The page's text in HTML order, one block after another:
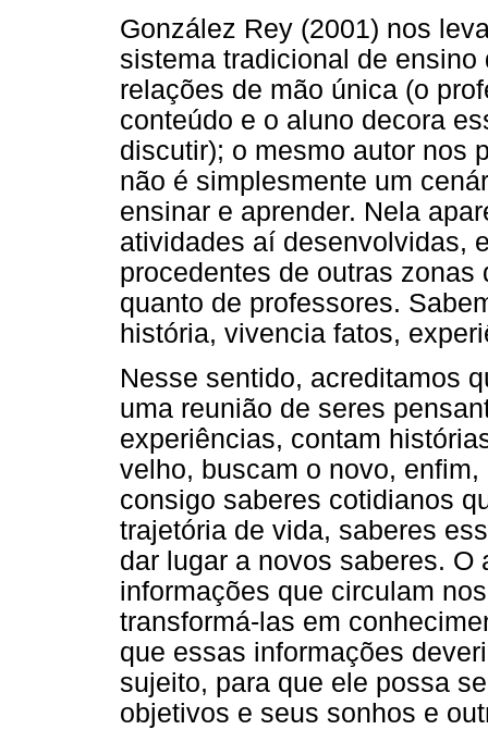
González Rey (2001) nos
sistema tradicional de
relações de mão única (o
conteúdo e o aluno decora
discutir); o mesmo autor nos
não é simplesmente um
ensinar e aprender. Nela
atividades aí desenvolvidas,
procedentes de outras
quanto de professores.
história, vivencia fatos,
Nesse sentido, acreditamos
uma reunião de seres
experiências, contam
velho, buscam o novo,
consigo saberes cotidianos
trajetória de vida, saberes
dar lugar a novos saberes.
informações que circulam
transformá-las em
que essas informações
sujeito, para que ele possa
objetivos e seus sonhos e